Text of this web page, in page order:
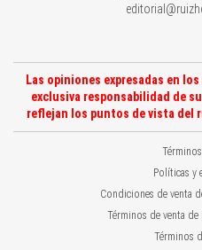
Las opiniones expresadas en
exclusiva responsabilidad de
reflejan los puntos de vista del
Políticas y
Condiciones de venta
Términos de venta
Términos